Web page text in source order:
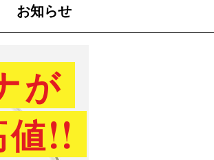
お知らせ
が
!!